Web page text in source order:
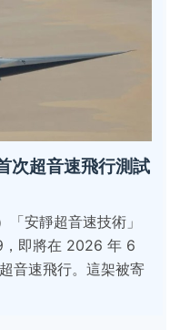
次超音速飛行測試
安靜超音速技術」
，即將在 2026 年 6
音速飛行。這架被寄